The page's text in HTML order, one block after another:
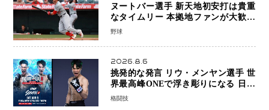
ヌートバー選手 新天地初安打は貴重
なタイムリー 本拠地ファンが大歓声
笑顔で歓喜
野球
2026.8.6
挑発的な発言 リウ・メンヤン選手 世
界最高峰ONEで浮き彫りになる 日本
キックボクシングが直面する“技術
格闘技